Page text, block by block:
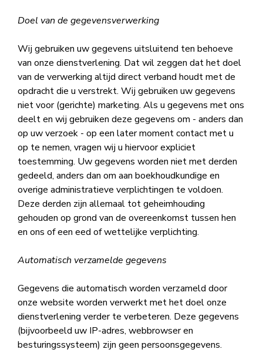
Doel van de gegevensverwerking
Wij gebruiken uw gegevens uitsluitend ten behoeve
van onze dienstverlening. Dat wil zeggen dat het doel
van de verwerking altijd direct verband houdt met de
opdracht die u verstrekt. Wij gebruiken uw gegevens
niet voor (gerichte) marketing. Als u gegevens met ons
deelt en wij gebruiken deze gegevens om - anders dan
op uw verzoek - op een later moment contact met u
op te nemen, vragen wij u hiervoor expliciet
toestemming. Uw gegevens worden niet met derden
gedeeld, anders dan om aan boekhoudkundige en
overige administratieve verplichtingen te voldoen.
Deze derden zijn allemaal tot geheimhouding
gehouden op grond van de overeenkomst tussen hen
en ons of een eed of wettelijke verplichting.
Automatisch verzamelde gegevens
Gegevens die automatisch worden verzameld door
onze website worden verwerkt met het doel onze
dienstverlening verder te verbeteren. Deze gegevens
(bijvoorbeeld uw IP-adres, webbrowser en
besturingssysteem) zijn geen persoonsgegevens.